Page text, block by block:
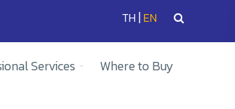
TH |EN
Services Where to Buy